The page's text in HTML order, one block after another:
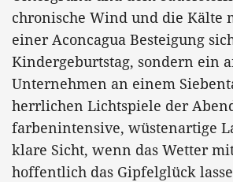
chronische Wind und die Kälte
einer Aconcagua Besteigung
Kindergeburtstag, sondern ein
Unternehmen an einem
herrlichen Lichtspiele der
farbenintensive, wüstenartige
klare Sicht, wenn das Wetter
hoffentlich das Gipfelglück